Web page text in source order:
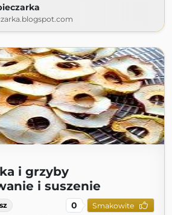
i grzyby
i suszenie
0 Smakowite